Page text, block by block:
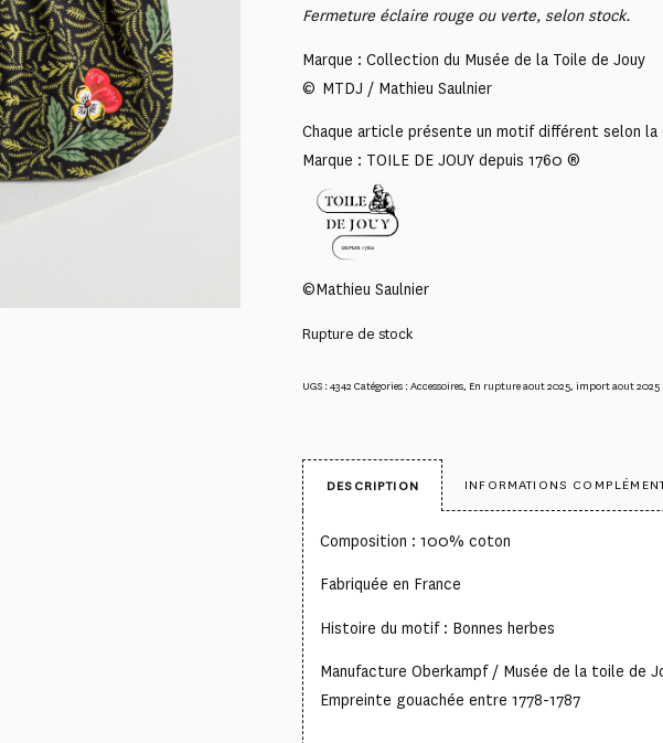
Fermeture éclaire rouge ou verte, selon stock.
Marque : Collection du Musée de la Toile de Jouy
© MTDJ / Mathieu Saulnier
Chaque article présente un motif différent selon la
Marque : TOILE DE JOUY depuis 1760 ®
©Mathieu Saulnier
Rupture de stock
UGS :4342 Catégories :Accessoires En rupture aout 2025 import aout 2025
DESCRIPTION INFORMATIONS
Composition : 100% coton
Fabriquée en France
Histoire du motif : Bonnes herbes
Manufacture Oberkampf / Musée de la toile de
Empreinte gouachée entre 1778-1787